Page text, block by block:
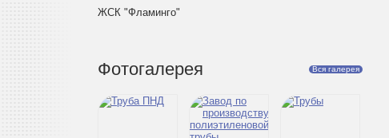
ЖСК "Фламинго"
Фотогалерея Вся галерея